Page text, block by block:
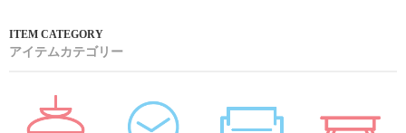
アイテムカテゴリー